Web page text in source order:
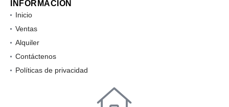
INFORMACIÓN
Inicio
Ventas
Alquiler
Contáctenos
Políticas de privacidad